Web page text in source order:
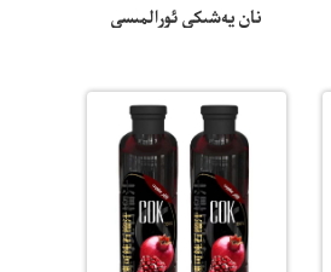
نان يەشىكى ئورالمىسى